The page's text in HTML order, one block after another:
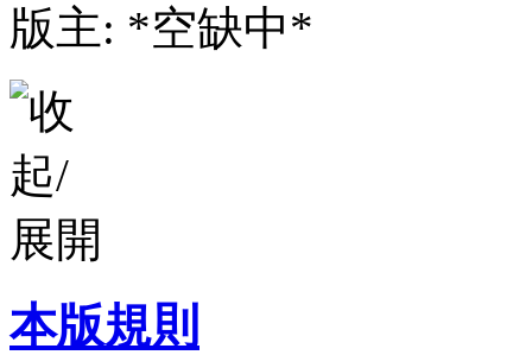
版主: *空缺中*
本版規則